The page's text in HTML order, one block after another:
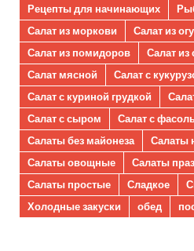
Рецепты для начинающих
Салат из моркови
Салат из
Салат из помидоров
Салат из
Салат мясной
Салат с
Салат с куриной грудкой
Салат с сыром
Салат с
Салаты без майонеза
Салаты
Салаты овощные
Салаты
Салаты простые
Сладкое
Холодные закуски
обед